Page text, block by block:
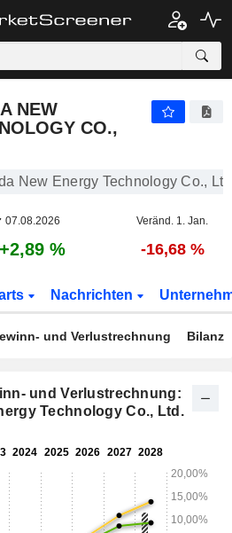
NEW
CO.,
New Energy Technology Co.,
07.08.2026 Veränd. 1. Jan.
+2,89 % -16,68 %
Nachrichten
und Verlustrechnung Bilanz
und Verlustrechnung:
Technology Co., Ltd.